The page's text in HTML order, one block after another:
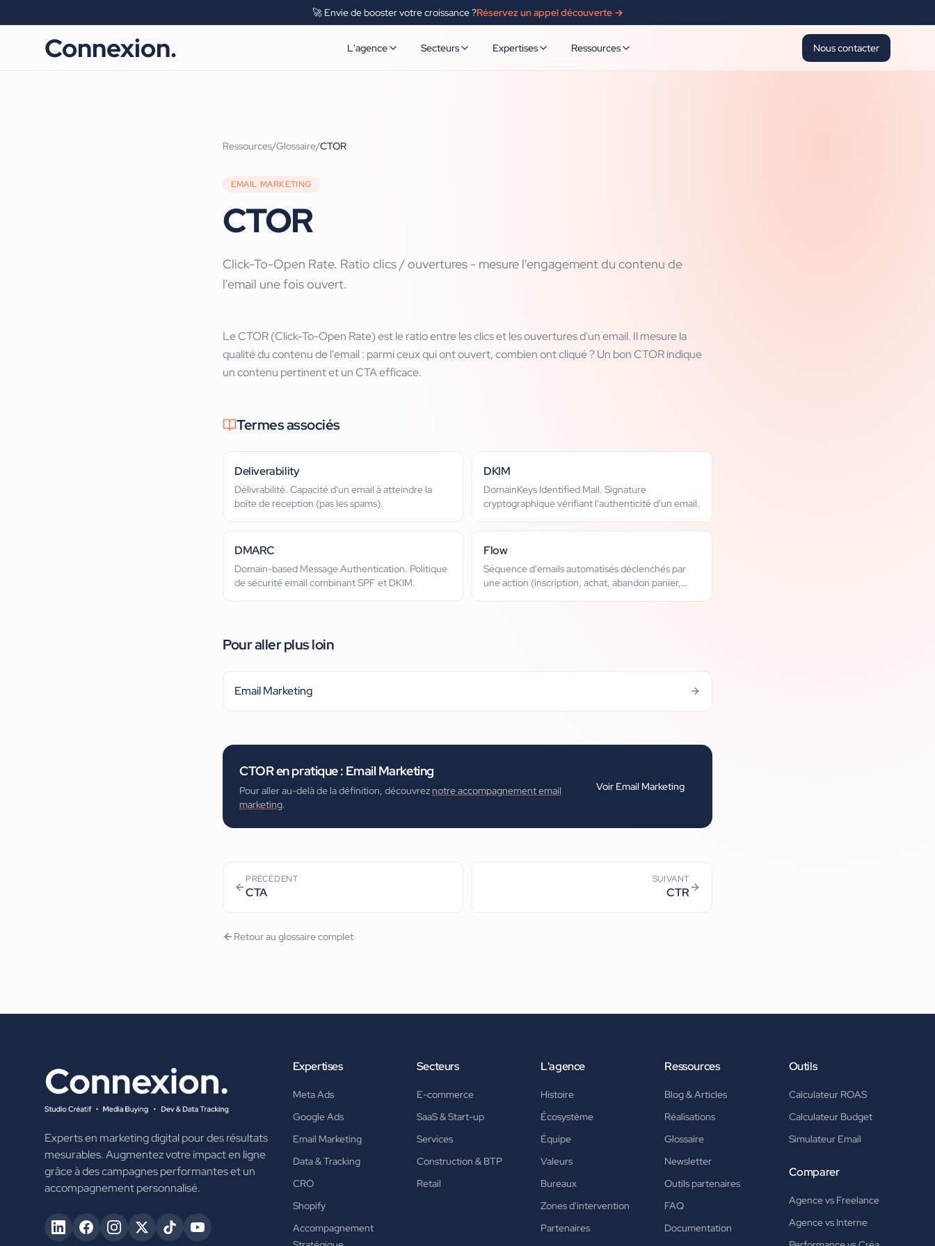
🚀 Envie de booster votre croissance ?Réservez un appel découverte →
Connexion. L'agence Secteurs Expertises Ressources Nous contacter
Ressources/Glossaire/CTOR
EMAIL MARKETING
CTOR
Click-To-Open Rate. Ratio clics / ouvertures - mesure l'engagement du contenu de
l'email une fois ouvert.
Le CTOR (Click-To-Open Rate) est le ratio entre les clics et les ouvertures d'un email. Il mesure la
qualité du contenu de l'email : parmi ceux qui ont ouvert, combien ont cliqué ? Un bon CTOR indique
un contenu pertinent et un CTA efficace.
Termes associés
Deliverability
Délivrabilité. Capacité d'un email à atteindre la
boîte de réception (pas les spams).
DKIM
DomainKeys Identified Mail. Signature
cryptographique vérifiant l'authenticité d'un email.
DMARC
Domain-based Message Authentication. Politique
de sécurité email combinant SPF et DKIM.
Flow
Séquence d'emails automatisés déclenchés par
une action (inscription, achat, abandon panier,
Pour aller plus loin
Email Marketing
CTORen pratique : Email Marketing
Pour aller au-delà de la définition, découvrez notre accompagnement email
marketing.
Voir Email Marketing
PRÉCÉDENT
CTA
SUIVANT
CTR
Retour au glossaire complet
Experts en marketing digital pour des résultats
mesurables. Augmentez votre impact en ligne
grâce à des campagnes performantes et un
accompagnement personnalisé.
Expertises
Meta Ads
Google Ads
Email Marketing
Data & Tracking
CRO
Shopify
Accompagnement
Secteurs
E-commerce
SaaS & Start-up
Services
Construction & BTP
Retail
L'agence
Histoire
Écosystème
Équipe
Valeurs
Bureaux
Zones d'intervention
Partenaires
Ressources
Blog & Articles
Réalisations
Glossaire
Newsletter
Outils partenaires
FAQ
Documentation
Outils
Calculateur ROAS
Calculateur Budget
Simulateur Email
Comparer
Agence vs Freelance
Agence vs Interne